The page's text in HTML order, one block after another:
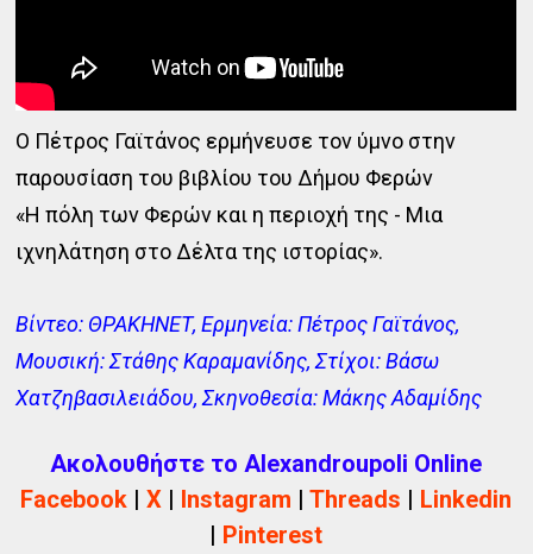
Ο Πέτρος Γαϊτάνος ερμήνευσε τον ύμνο στην
παρουσίαση του βιβλίου του Δήμου Φερών
«H πόλη των Φερών και η περιοχή της - Μια
ιχνηλάτηση στο Δέλτα της ιστορίας».
Βίντεο: ΘΡΑΚΗΝΕΤ, Ερμηνεία: Πέτρος Γαϊτάνος,
Μουσική: Στάθης Καραμανίδης, Στίχοι: Βάσω
Χατζηβασιλειάδου, Σκηνοθεσία: Μάκης Αδαμίδης
Ακολουθήστε το Alexandroupoli Online
Facebook |X | Instagram |Threads | Linkedin
| Pinterest